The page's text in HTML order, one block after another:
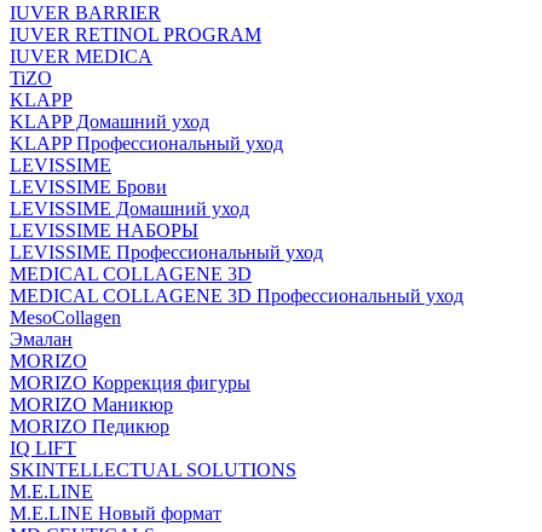
IUVER BARRIER
IUVER RETINOL PROGRAM
IUVER MEDICA
TiZO
KLAPP
KLAPP Домашний уход
KLAPP Профессиональный уход
LEVISSIME
LEVISSIME Брови
LEVISSIME Домашний уход
LEVISSIME НАБОРЫ
LEVISSIME Профессиональный уход
MEDICAL COLLAGENE 3D
MEDICAL COLLAGENE 3D Профессиональный уход
MesoCollagen
Эмалан
MORIZO
MORIZO Коррекция фигуры
MORIZO Маникюр
MORIZO Педикюр
IQ LIFT
SKINTELLECTUAL SOLUTIONS
M.E.LINE
M.E.LINE Новый формат